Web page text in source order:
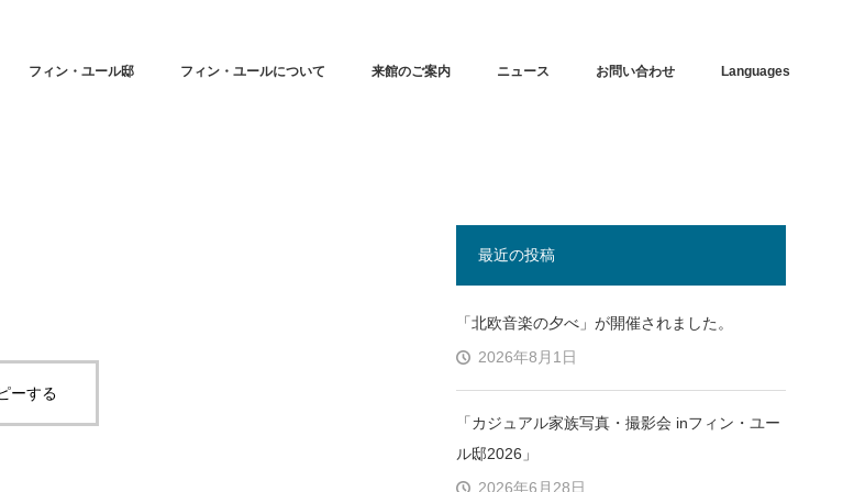
フィン・ユール邸 フィン・ユールについて 来館のご案内 ニュース お問い合わせ Languages
ーする
最近の投稿
「北欧音楽の夕べ」が開催されました。
2026年8月1日
「カジュアル家族写真・撮影会 inフィン・ユー
ル邸2026」
2026年6月28日